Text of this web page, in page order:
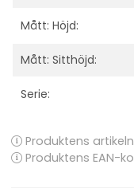
Mått: Höjd:
Mått: Sitthöjd:
Serie:
Produktens
Produktens EAN-